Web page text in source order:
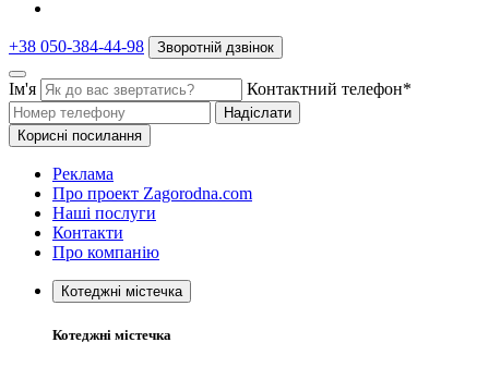
+38 050-384-44-98 Зворотній дзвінок
Ім'я Контактний телефон*
Надіслати
Корисні посилання
Реклама
Про проект Zagorodna.com
Наші послуги
Контакти
Про компанію
Котеджні містечка
Котеджні містечка